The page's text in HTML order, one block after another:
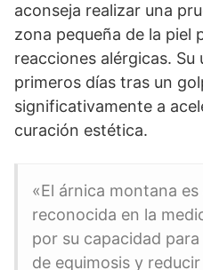
aconseja realizar una
zona pequeña de la piel
reacciones alérgicas.
primeros días tras un
significativamente a
curación estética.
«El árnica montana
reconocida en la
por su capacidad
de equimosis y